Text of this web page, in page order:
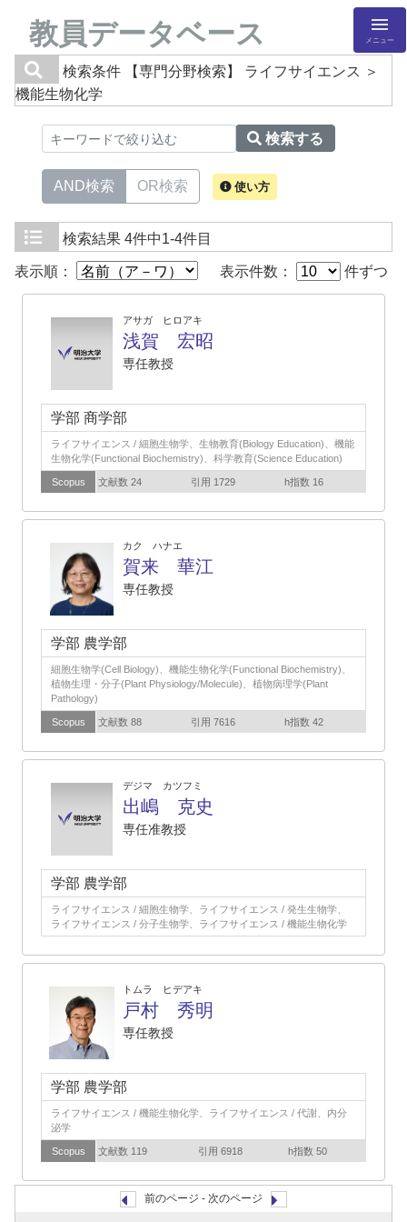
教員データベース メニュー
検索条件
【専門分野検索】 ライフサイエンス ＞
機能生物化学
検索する
AND検索 OR検索 使い方
検索結果 4件中1-4件目
表示順： 表示件数： 件ずつ
アサガ ヒロアキ
浅賀 宏昭
専任教授
学部 商学部
ライフサイエンス / 細胞生物学、生物教育(Biology Education)、機能
生物化学(Functional Biochemistry)、科学教育(Science Education)
Scopus 文献数 24 引用 1729 h指数 16
カク ハナエ
賀来 華江
専任教授
学部 農学部
細胞生物学(Cell Biology)、機能生物化学(Functional Biochemistry)、
植物生理・分子(Plant Physiology/Molecule)、植物病理学(Plant
Pathology)
Scopus 文献数 88 引用 7616 h指数 42
デジマ カツフミ
出嶋 克史
専任准教授
学部 農学部
ライフサイエンス / 細胞生物学、ライフサイエンス / 発生生物学、
ライフサイエンス / 分子生物学、ライフサイエンス / 機能生物化学
トムラ ヒデアキ
戸村 秀明
専任教授
学部 農学部
ライフサイエンス / 機能生物化学、ライフサイエンス / 代謝、内分
泌学
Scopus 文献数 119 引用 6918 h指数 50
前のページ - 次のページ